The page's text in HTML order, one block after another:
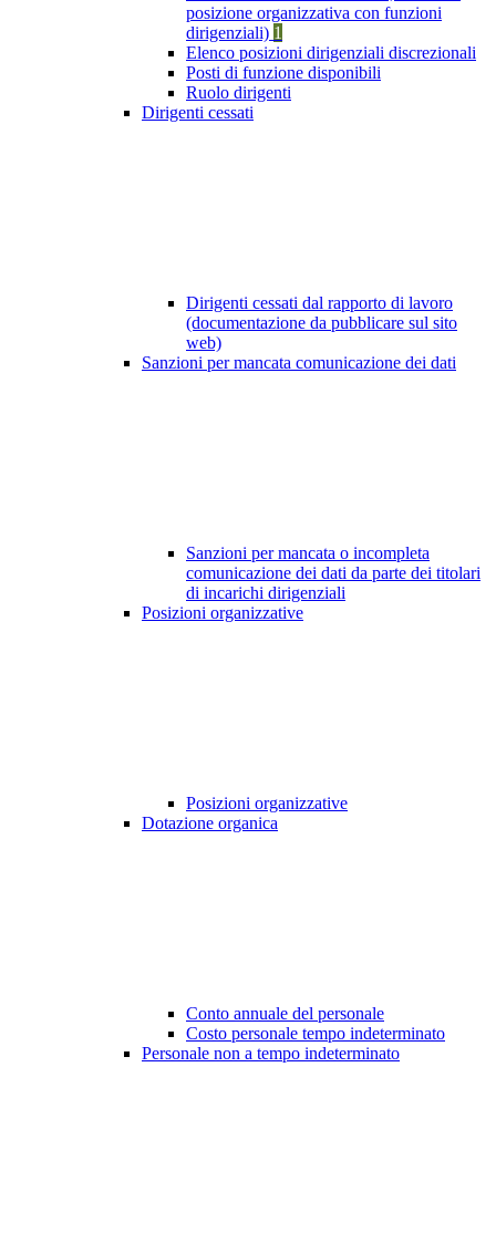
posizione organizzativa con funzioni
dirigenziali) 1
Elenco posizioni dirigenziali discrezionali
Posti di funzione disponibili
Ruolo dirigenti
Dirigenti cessati
Dirigenti cessati dal rapporto di lavoro
(documentazione da pubblicare sul sito
web)
Sanzioni per mancata comunicazione dei dati
Sanzioni per mancata o incompleta
comunicazione dei dati da parte dei titolari
di incarichi dirigenziali
Posizioni organizzative
Posizioni organizzative
Dotazione organica
Conto annuale del personale
Costo personale tempo indeterminato
Personale non a tempo indeterminato